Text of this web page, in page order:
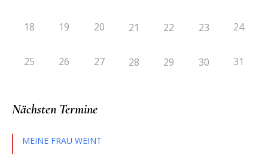
18 19 20 21 22 23 24
25 26 27 28 29 30 31
Nächsten Termine
MEINE FRAU WEINT